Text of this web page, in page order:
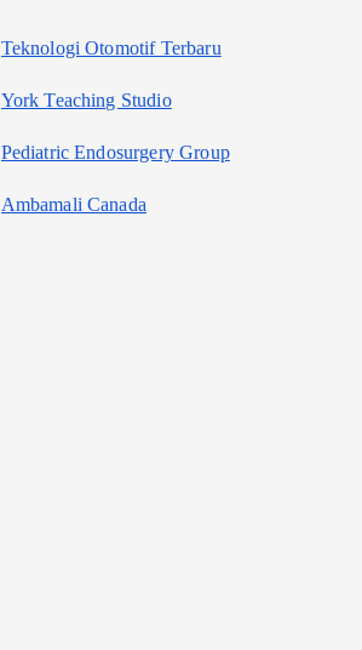
Teknologi Otomotif Terbaru
York Teaching Studio
Pediatric Endosurgery Group
Ambamali Canada